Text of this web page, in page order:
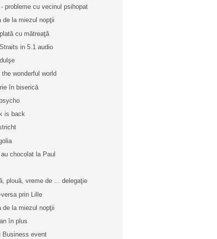
- probleme cu vecinul psihopat
de la miezul nopţii
cu mătreaţă
in 5.1 audio
the wonderful world
în biserică
is back
au chocolat la Paul
plouă, vreme de ... delegaţie
prin Lille
de la miezul nopţii
în plus
Business event